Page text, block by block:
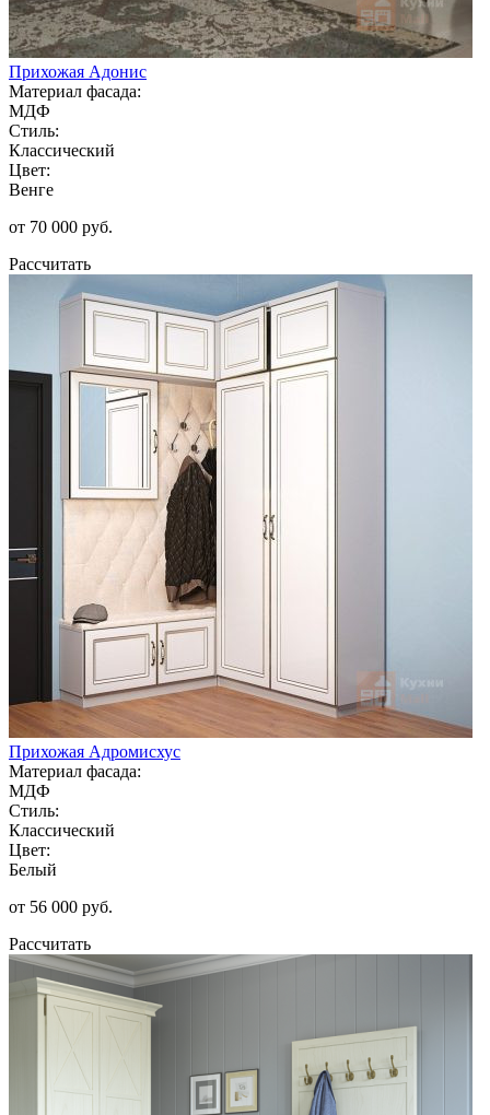
Прихожая Адонис
Материал фасада:
МДФ
Стиль:
Классический
Цвет:
Венге
от 70 000 руб.
Рассчитать
Прихожая Адромисхус
Материал фасада:
МДФ
Стиль:
Классический
Цвет:
Белый
от 56 000 руб.
Рассчитать